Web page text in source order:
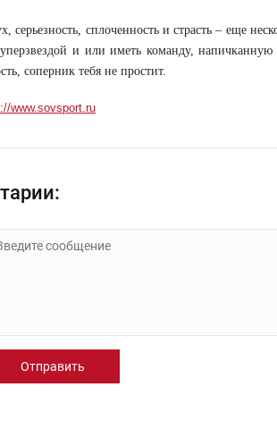
серьезность, сплоченность и страсть – еще
и или иметь команду,
соперник тебя не простит.
www.sovsport.ru
Отправить